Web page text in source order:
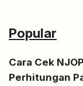
Popular
Cara Cek
Perhitungan